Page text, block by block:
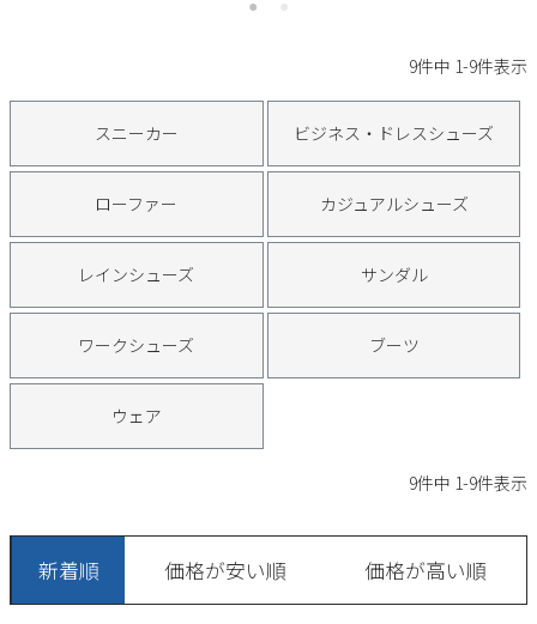
カジュアルシューズ
ワークシューズ
ウェア
SKECHERS
puma
ローファー
ワークシューズ
ブーツ
Parade
EDWIN
スクール
フォーマル
ブーツ
Parade
new balance
メンズ新入荷
キッズ新入荷
レディースSALE
キッズSALE
すべての商品
リュック
ボディバッグ
ビジネスバッグ
トートバッグ
財布
すべての商品
雑貨
詳細検索
店舗一覧
ご利用ガイド
会員サービス
メルマガ購買
9件中 1-9件表示
スニーカー ビジネス・ドレスシューズ
ローファー カジュアルシューズ
レインシューズ サンダル
ワークシューズ ブーツ
ウェア
9件中 1-9件表示
新着順 価格が安い順 価格が高い順